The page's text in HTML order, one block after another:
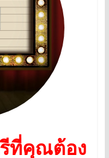
ที่คุณต้อง